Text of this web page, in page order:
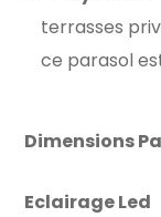
terrasses
ce parasol
Dimensions
Eclairage Led